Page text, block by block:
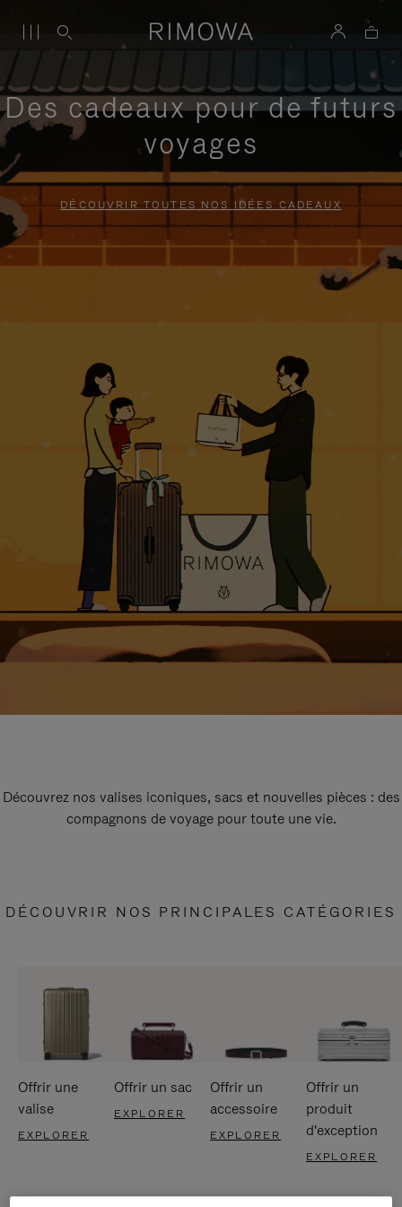
Des cadeaux pour de futurs
voyages
DÉCOUVRIR TOUTES NOS IDÉES CADEAUX
Découvrez nos valises iconiques, sacs et nouvelles pièces : des
compagnons de voyage pour toute une vie.
DÉCOUVRIR NOS PRINCIPALES CATÉGORIES
Offrir une
valise
EXPLORER
Offrir un sac
EXPLORER
Offrir un
accessoire
EXPLORER
Offrir un
produit
d'exception
EXPLORER